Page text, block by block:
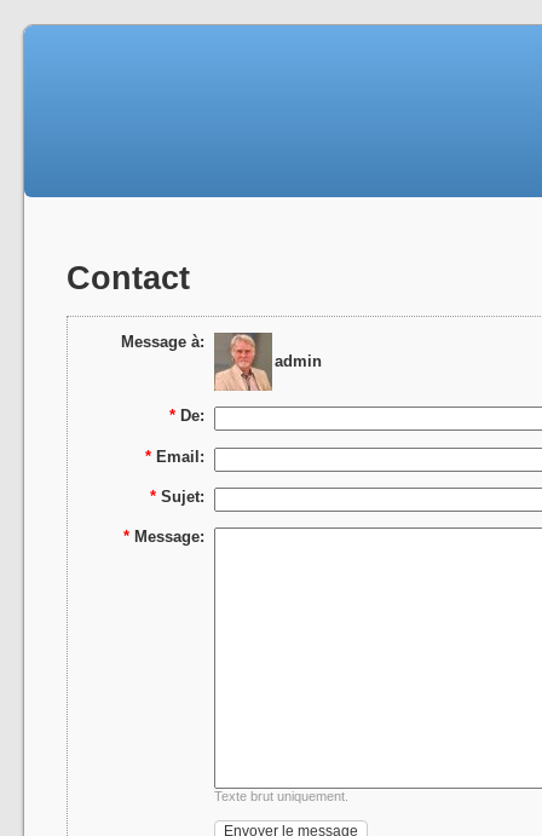
Contact
Message à:
admin
* De:
* Email:
* Sujet:
* Message:
Texte brut uniquement.